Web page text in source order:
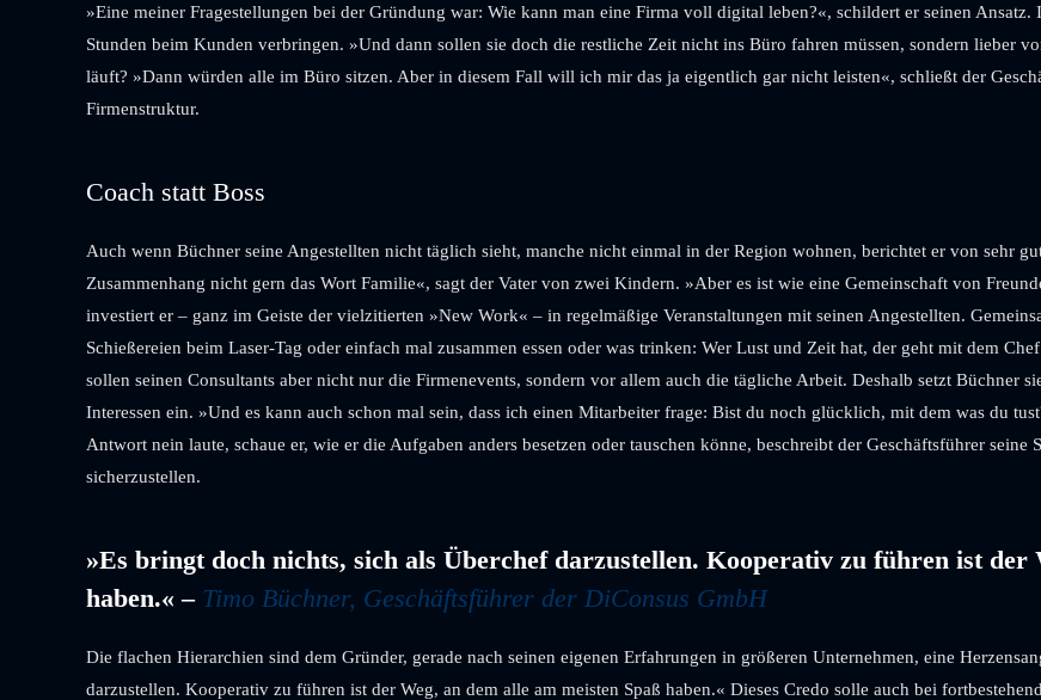
»Eine meiner Fragestellungen bei der Gründung war: Wie kann man eine Firma voll digital leben?«, schildert er seinen
Stunden beim Kunden verbringen. »Und dann sollen sie doch die restliche Zeit nicht ins Büro fahren müssen, sondern lieber
läuft? »Dann würden alle im Büro sitzen. Aber in diesem Fall will ich mir das ja eigentlich gar nicht leisten«, schließt der
Firmenstruktur.
Coach statt Boss
Auch wenn Büchner seine Angestellten nicht täglich sieht, manche nicht einmal in der Region wohnen, berichtet er von sehr
Zusammenhang nicht gern das Wort Familie«, sagt der Vater von zwei Kindern. »Aber es ist wie eine Gemeinschaft von
investiert er – ganz im Geiste der vielzitierten »New Work« – in regelmäßige Veranstaltungen mit seinen Angestellten.
Schießereien beim Laser-Tag oder einfach mal zusammen essen oder was trinken: Wer Lust und Zeit hat, der geht mit dem
sollen seinen Consultants aber nicht nur die Firmenevents, sondern vor allem auch die tägliche Arbeit. Deshalb setzt Büchner
Interessen ein. »Und es kann auch schon mal sein, dass ich einen Mitarbeiter frage: Bist du noch glücklich, mit dem was du
Antwort nein laute, schaue er, wie er die Aufgaben anders besetzen oder tauschen könne, beschreibt der Geschäftsführer
sicherzustellen.
»Es bringt doch nichts, sich als Überchef darzustellen. Kooperativ zu führen ist der
haben.« – Timo Büchner, Geschäftsführer der DiConsus GmbH
Die flachen Hierarchien sind dem Gründer, gerade nach seinen eigenen Erfahrungen in größeren Unternehmen, eine
darzustellen. Kooperativ zu führen ist der Weg, an dem alle am meisten Spaß haben.« Dieses Credo solle auch bei